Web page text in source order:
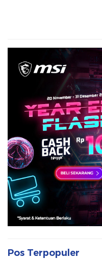
Pos Terpopuler